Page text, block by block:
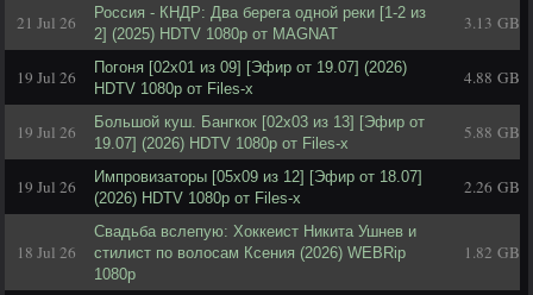
21 Jul 26
Россия - КНДР: Два берега одной реки [1-2 из
2] (2025) HDTV 1080p от MAGNAT
3.13 GB
19 Jul 26
Погоня [02x01 из 09] [Эфир от 19.07] (2026)
HDTV 1080р от Files-x
4.88 GB
19 Jul 26
Большой куш. Бангкок [02x03 из 13] [Эфир от
19.07] (2026) HDTV 1080р от Files-x
5.88 GB
19 Jul 26
Импровизаторы [05x09 из 12] [Эфир от 18.07]
(2026) HDTV 1080р от Files-x
2.26 GB
18 Jul 26
Свадьба вслепую: Хоккеист Никита Ушнев и
стилист по волосам Ксения (2026) WEBRip
1080p
1.82 GB